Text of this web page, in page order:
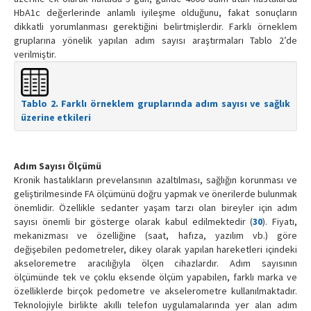
HbA1c değerlerinde anlamlı iyileşme olduğunu, fakat sonuçların
dikkatli yorumlanması gerektiğini belirtmişlerdir. Farklı örneklem
gruplarına yönelik yapılan adım sayısı araştırmaları Tablo 2’de
verilmiştir.
Tablo 2. Farklı örneklem gruplarında adım sayısı ve sağlık
üzerine etkileri
Adım Sayısı Ölçümü
Kronik hastalıkların prevelansının azaltılması, sağlığın korunması ve
geliştirilmesinde FA ölçümünü doğru yapmak ve önerilerde bulunmak
önemlidir. Özellikle sedanter yaşam tarzı olan bireyler için adım
sayısı önemli bir gösterge olarak kabul edilmektedir (30). Fiyatı,
mekanizması ve özelliğine (saat, hafıza, yazılım vb.) göre
değişebilen pedometreler, dikey olarak yapılan hareketleri içindeki
akseloremetre aracılığıyla ölçen cihazlardır. Adım sayısının
ölçümünde tek ve çoklu eksende ölçüm yapabilen, farklı marka ve
özelliklerde birçok pedometre ve akselerometre kullanılmaktadır.
Teknolojiyle birlikte akıllı telefon uygulamalarında yer alan adım